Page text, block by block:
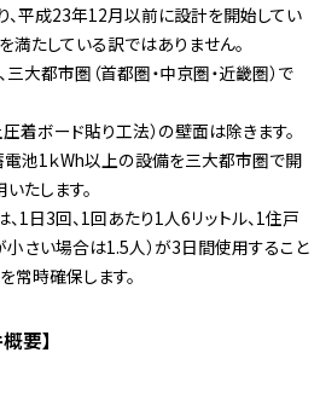
、平成23年12月以前に設計を開始してい
たしている訳ではありません。
大都市圏（首都圏・中京圏・近畿圏）で
着ボード貼り工法）の壁面は除きます。
電池1ｋWh以上の設備を三大都市圏で開
たします。
1日3回、1回あたり1人6リットル、1住戸
さい場合は1.5人）が3日間使用すること
常時確保します。
要】